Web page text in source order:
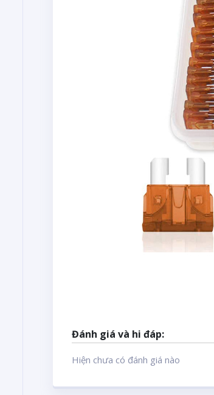
Đánh giá và hi đáp:
Hiện chưa có đánh giá nào